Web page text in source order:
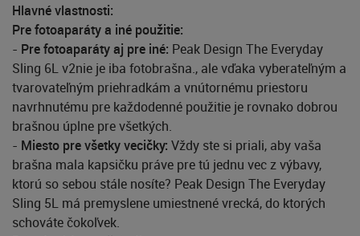
Hlavné vlastnosti:
Pre fotoaparáty a iné použitie:
- Pre fotoaparáty aj pre iné: Peak Design The Everyday
Sling 6L v2nie je iba fotobrašna., ale vďaka vyberateľným a
tvarovateľným priehradkám a vnútornému priestoru
navrhnutému pre každodenné použitie je rovnako dobrou
brašnou úplne pre všetkých.
- Miesto pre všetky vecičky: Vždy ste si priali, aby vaša
brašna mala kapsičku práve pre tú jednu vec z výbavy,
ktorú so sebou stále nosíte? Peak Design The Everyday
Sling 5L má premyslene umiestnené vrecká, do ktorých
schováte čokoľvek.